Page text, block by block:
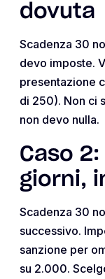
dovuta
Scadenza 30
devo imposte.
presentazione
di 250). Non ci
non devo nulla.
Caso
giorni,
Scadenza 30
successivo.
sanzione per
su 2.000.